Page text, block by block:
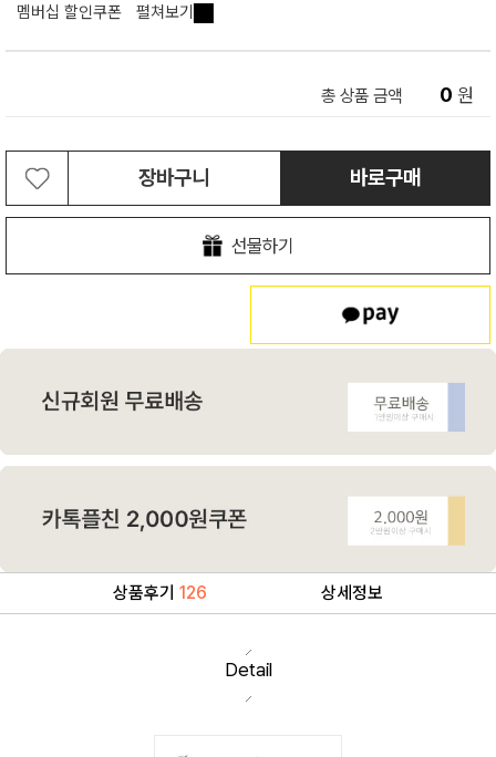
멤버십 할인쿠폰
펼쳐보기
총 상품 금액 0 원
장바구니 바로구매
선물하기
상품후기 126 상세정보
Detail